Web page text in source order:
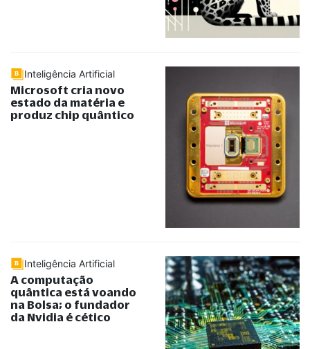
Inteligência Artificial
Microsoft cria novo
estado da matéria e
produz chip quântico
Inteligência Artificial
A computação
quântica está voando
na Bolsa; o fundador
da Nvidia é cético